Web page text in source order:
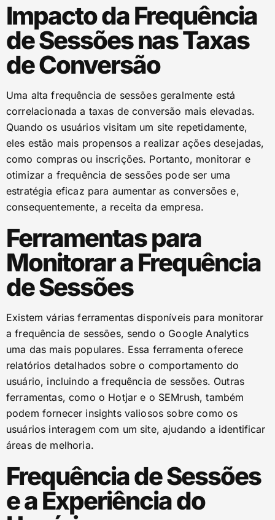
Impacto da Frequência
de Sessões nas Taxas
de Conversão
Uma alta frequência de sessões geralmente está
correlacionada a taxas de conversão mais elevadas.
Quando os usuários visitam um site repetidamente,
eles estão mais propensos a realizar ações desejadas,
como compras ou inscrições. Portanto, monitorar e
otimizar a frequência de sessões pode ser uma
estratégia eficaz para aumentar as conversões e,
consequentemente, a receita da empresa.
Ferramentas para
Monitorar a Frequência
de Sessões
Existem várias ferramentas disponíveis para monitorar
a frequência de sessões, sendo o Google Analytics
uma das mais populares. Essa ferramenta oferece
relatórios detalhados sobre o comportamento do
usuário, incluindo a frequência de sessões. Outras
ferramentas, como o Hotjar e o SEMrush, também
podem fornecer insights valiosos sobre como os
usuários interagem com um site, ajudando a identificar
áreas de melhoria.
Frequência de Sessões
e a Experiência do